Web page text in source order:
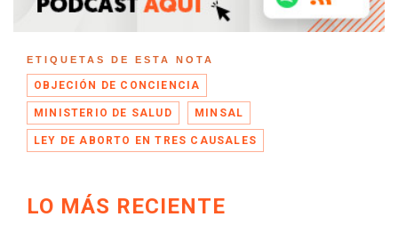
ETIQUETAS DE ESTA NOTA
OBJECIÓN DE CONCIENCIA
MINISTERIO DE SALUD MINSAL
LEY DE ABORTO EN TRES CAUSALES
LO MÁS RECIENTE